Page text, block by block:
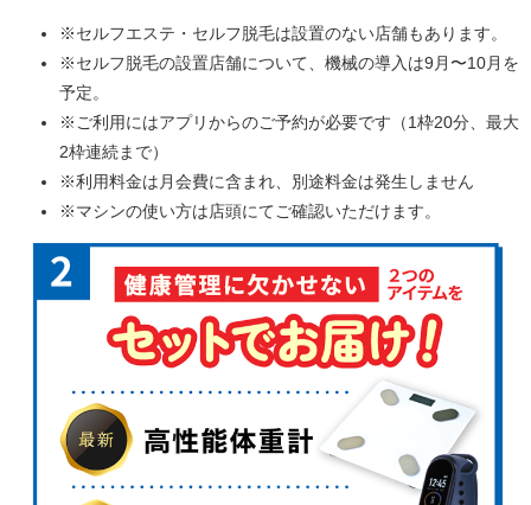
※セルフエステ・セルフ脱毛は設置のない店舗もあります。
※セルフ脱毛の設置店舗について、機械の導入は9月〜10月を
予定。
※ご利用にはアプリからのご予約が必要です（1枠20分、最大
2枠連続まで）
※利用料金は月会費に含まれ、別途料金は発生しません
※マシンの使い方は店頭にてご確認いただけます。